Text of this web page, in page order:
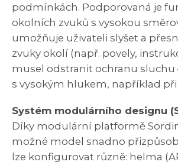
podmínkách. Podporovaná je
okolních zvuků s vysokou
umožňuje uživateli slyšet a
zvuky okolí (např. povely,
musel odstranit ochranu
s vysokým hlukem, například při
Systém modulárního designu
Díky modulární platformě
možné model snadno
lze konfigurovat různě: helma